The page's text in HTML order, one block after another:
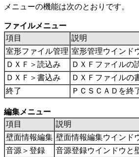
メニューの機能は次のとおりです。
ファイルメニュー
項目
説明
室形ファイル管理 室形管理ウインド
ＤＸＦ＞読込み
ＤＸＦファイルの
ＤＸＦ＞書込み
ＤＸＦファイルの
終了
ＰＣＳＣＡＤを終
編集メニュー
項目
説明
壁面情報編集 壁面情報編集ウインド
音源＞登録
音源登録ウインドウと